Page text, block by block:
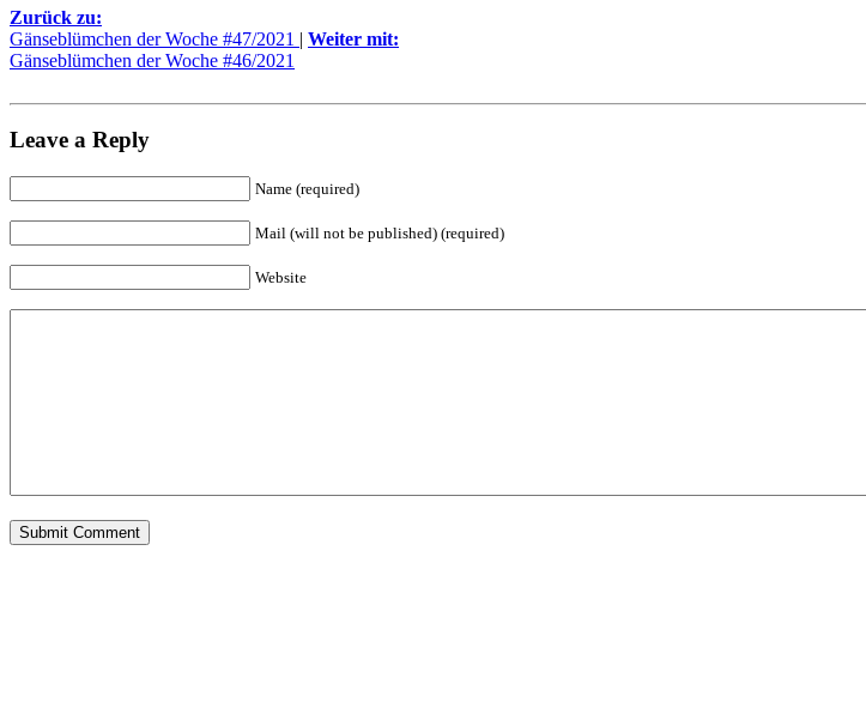
Zurück zu:
Gänseblümchen der Woche #47/2021 | Weiter mit:
Gänseblümchen der Woche #46/2021
Leave a Reply
Name (required)
Mail (will not be published) (required)
Website